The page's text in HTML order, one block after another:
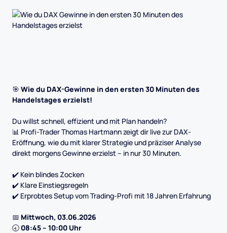
🎯 Wie du DAX-Gewinne in den ersten 30 Minuten des
Handelstages erzielst!
Du willst schnell, effizient und mit Plan handeln?
📊 Profi-Trader Thomas Hartmann zeigt dir live zur DAX-
Eröffnung, wie du mit klarer Strategie und präziser Analyse
direkt morgens Gewinne erzielst – in nur 30 Minuten.
✔️ Kein blindes Zocken
✔️ Klare Einstiegsregeln
✔️ Erprobtes Setup vom Trading-Profi mit 18 Jahren Erfahrung
📅 Mittwoch, 03.06.2026
🕣 08:45 – 10:00 Uhr